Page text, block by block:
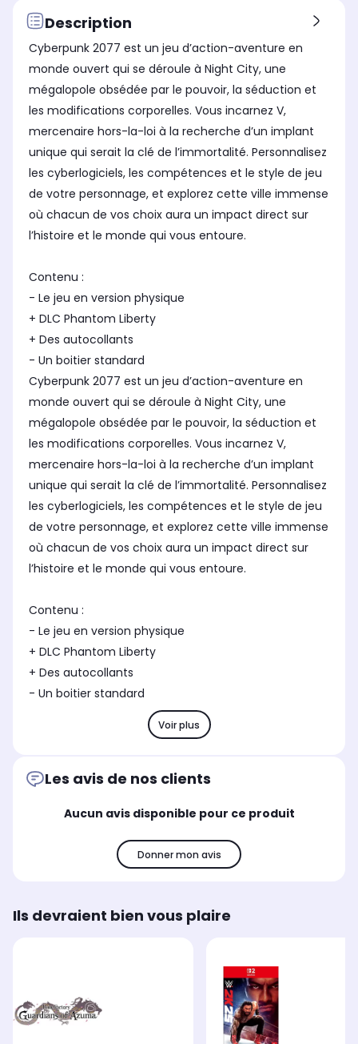
Description
Cyberpunk 2077 est un jeu d’action-aventure en
monde ouvert qui se déroule à Night City, une
mégalopole obsédée par le pouvoir, la séduction et
les modifications corporelles. Vous incarnez V,
mercenaire hors-la-loi à la recherche d’un implant
unique qui serait la clé de l’immortalité. Personnalisez
les cyberlogiciels, les compétences et le style de jeu
de votre personnage, et explorez cette ville immense
où chacun de vos choix aura un impact direct sur
l’histoire et le monde qui vous entoure.
Contenu :
- Le jeu en version physique
+ DLC Phantom Liberty
+ Des autocollants
- Un boitier standard
Cyberpunk 2077 est un jeu d’action-aventure en
monde ouvert qui se déroule à Night City, une
mégalopole obsédée par le pouvoir, la séduction et
les modifications corporelles. Vous incarnez V,
mercenaire hors-la-loi à la recherche d’un implant
unique qui serait la clé de l’immortalité. Personnalisez
les cyberlogiciels, les compétences et le style de jeu
de votre personnage, et explorez cette ville immense
où chacun de vos choix aura un impact direct sur
l’histoire et le monde qui vous entoure.
Contenu :
- Le jeu en version physique
+ DLC Phantom Liberty
+ Des autocollants
- Un boitier standard
Voir plus
Les avis de nos clients
Aucun avis disponible pour ce produit
Donner mon avis
Ils devraient bien vous plaire